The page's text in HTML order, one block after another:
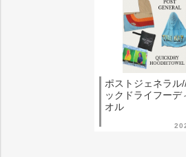
ポストジェネラル
ックドライフーデ
オル